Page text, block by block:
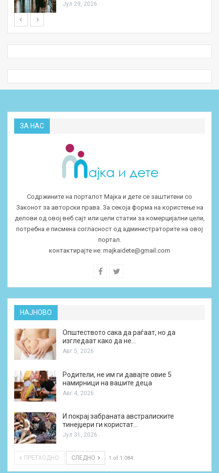
Јул 29, 2026
ЗА НАС
Содржините на порталот Мајка и дете се заштитени со
Законот за авторски права. За секоја форма на користење на
делови од овој веб сајт или цели статии за комерцијални цели,
потребна е писмена согласност од администраторите на овој
портал.
контактирајте не: majkaidete@gmail.com
НАЈНОВО
Општеството сака да раѓаат, но да
изгледаат како да не…
Авг 5, 2026
Родители, не им ги давајте овие 5
намирници на вашите деца
Авг 4, 2026
И покрај забраната австралиските
тинејџери ги користат…
Јул 31, 2026
ПРЕТХОДНО СЛЕДНО 1 of 1.084